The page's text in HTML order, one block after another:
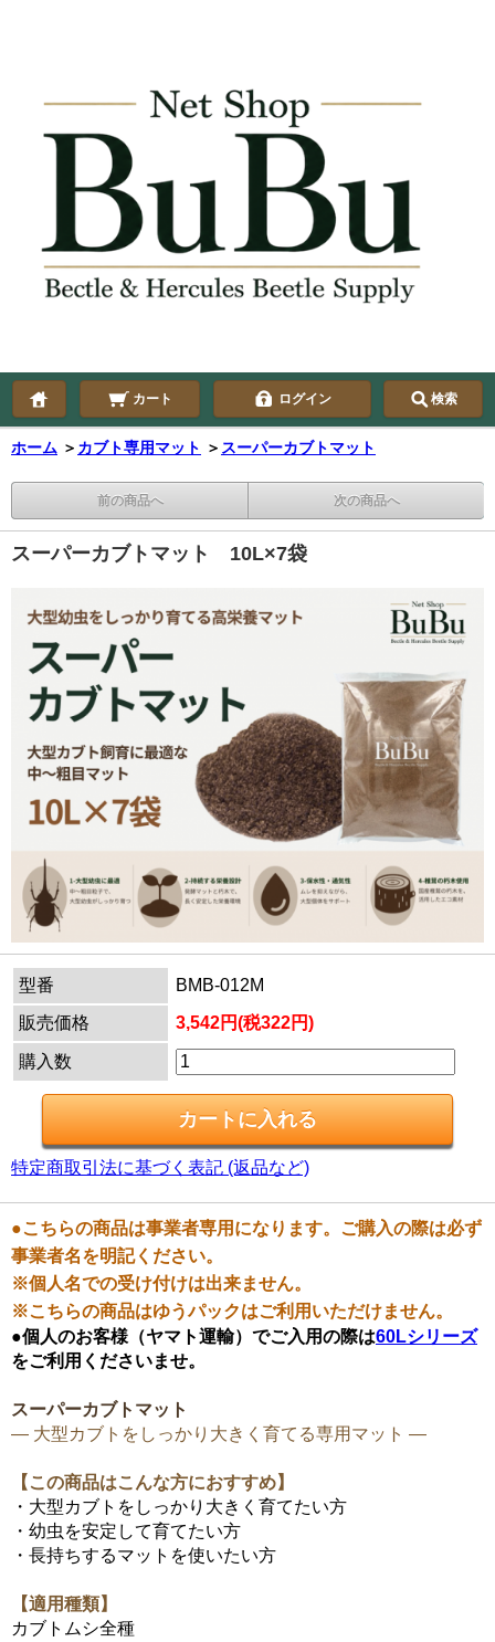
カート ログイン 検索
ホーム ＞ カブト専用マット ＞ スーパーカブトマット
前の商品へ 次の商品へ
スーパーカブトマット 10L×7袋
型番
BMB-012M
販売価格
3,542円(税322円)
購入数
特定商取引法に基づく表記 (返品など)
●こちらの商品は事業者専用になります。ご購入の際は必ず
事業者名を明記ください。
※個人名での受け付けは出来ません。
※こちらの商品はゆうパックはご利用いただけません。
●個人のお客様（ヤマト運輸）でご入用の際は60Lシリーズ
をご利用くださいませ。
スーパーカブトマット
― 大型カブトをしっかり大きく育てる専用マット ―
【この商品はこんな方におすすめ】
・大型カブトをしっかり大きく育てたい方
・幼虫を安定して育てたい方
・長持ちするマットを使いたい方
【適用種類】
カブトムシ全種